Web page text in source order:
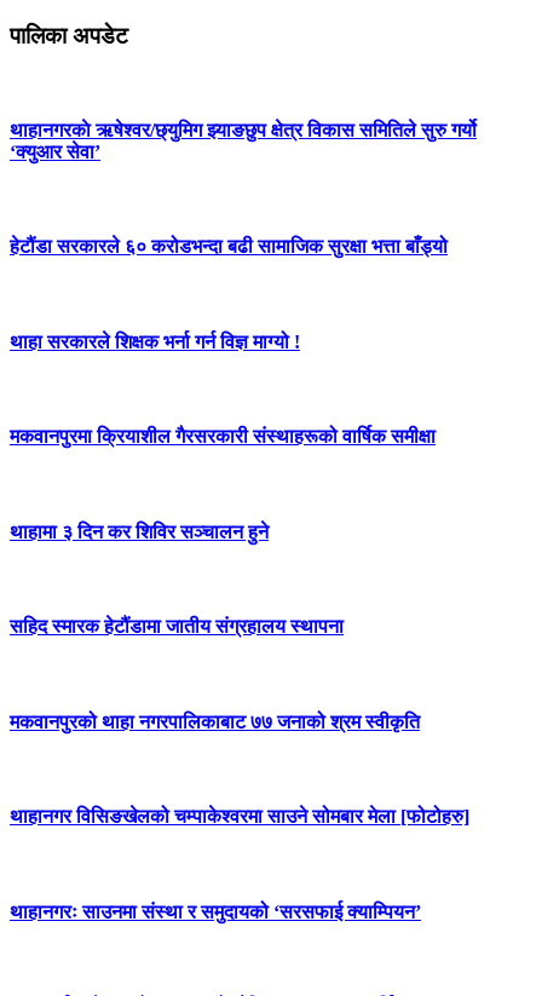
पालिका अपडेट
थाहानगरकाे ऋषेश्वर/छ्युमिग झ्याङछुप क्षेत्र विकास समितिले सुरु गर्यो
‘क्युआर सेवा’
हेटौंडा सरकारले ६० करोडभन्दा बढी सामाजिक सुरक्षा भत्ता बाँड्यो
थाहा सरकारले शिक्षक भर्ना गर्न विज्ञ माग्यो !
मकवानपुरमा क्रियाशील गैरसरकारी संस्थाहरूको वार्षिक समीक्षा
थाहामा ३ दिन कर शिविर सञ्चालन हुने
सहिद स्मारक हेटौंडामा जातीय संग्रहालय स्थापना
मकवानपुरको थाहा नगरपालिकाबाट ७७ जनाको श्रम स्वीकृति
थाहानगर विसिङखेलको चम्पाकेश्वरमा साउने सोमबार मेला [फोटोहरु]
थाहानगरः साउनमा संस्था र समुदायको ‘सरसफाई क्याम्पियन’